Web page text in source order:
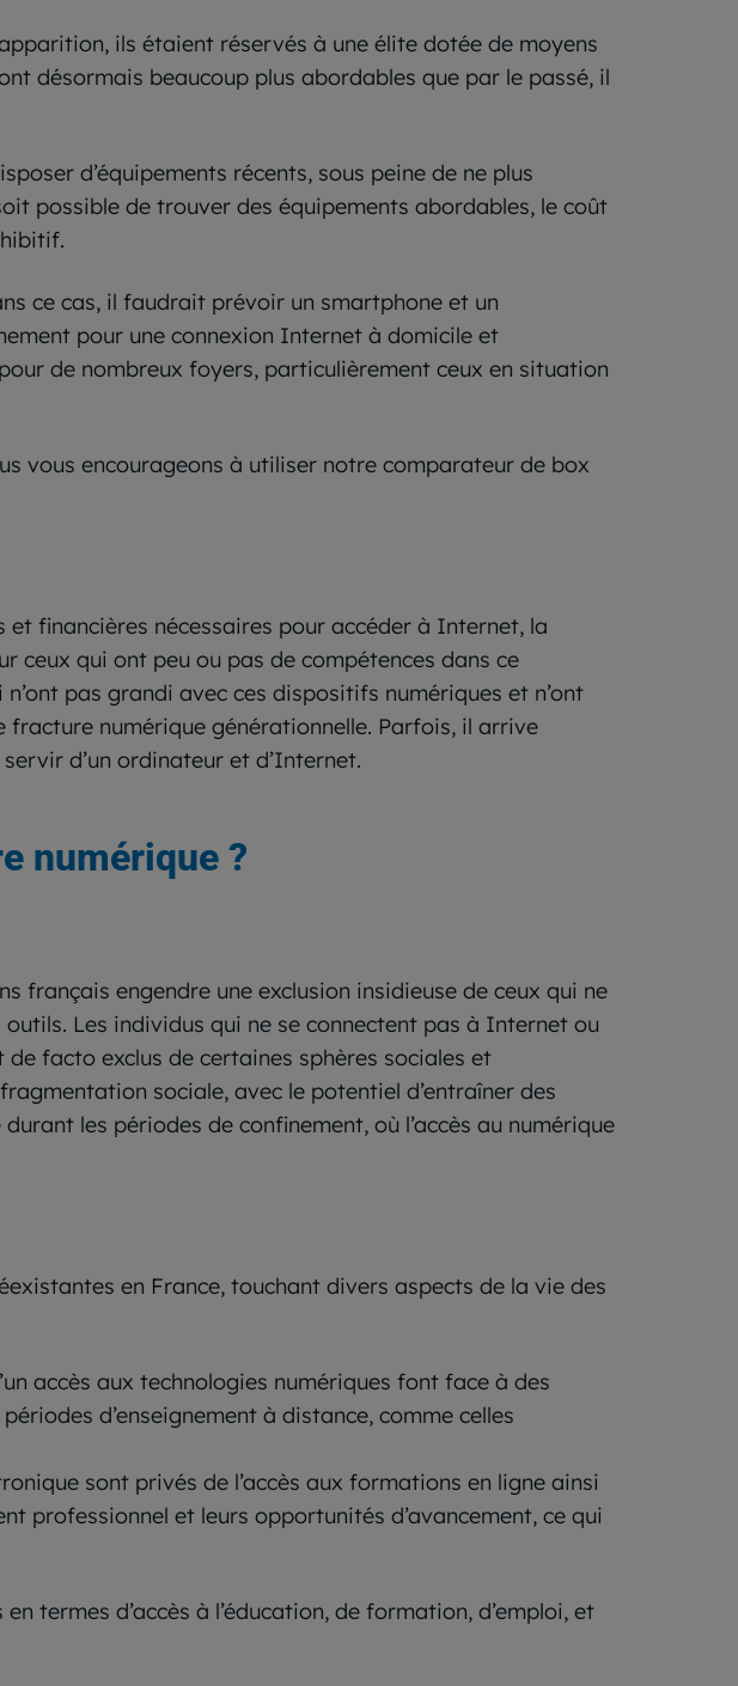
ils étaient réservés à une élite dotée de moyens
désormais beaucoup plus abordables que par le passé, il
d’équipements récents, sous peine de ne plus
possible de trouver des équipements abordables, le coût
ce cas, il faudrait prévoir un smartphone et un
pour une connexion Internet à domicile et
de nombreux foyers, particulièrement ceux en situation
vous encourageons à utiliser notre comparateur de box
financières nécessaires pour accéder à Internet, la
ceux qui ont peu ou pas de compétences dans ce
pas grandi avec ces dispositifs numériques et n’ont
fracture numérique générationnelle. Parfois, il arrive
d’un ordinateur et d’Internet.
numérique ?
français engendre une exclusion insidieuse de ceux qui ne
Les individus qui ne se connectent pas à Internet ou
facto exclus de certaines sphères sociales et
sociale, avec le potentiel d’entraîner des
les périodes de confinement, où l’accès au numérique
en France, touchant divers aspects de la vie des
accès aux technologies numériques font face à des
d’enseignement à distance, comme celles
sont privés de l’accès aux formations en ligne ainsi
professionnel et leurs opportunités d’avancement, ce qui
termes d’accès à l’éducation, de formation, d’emploi, et